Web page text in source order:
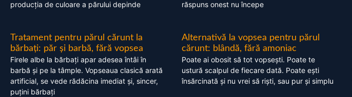
producția de culoare a părului depinde
răspuns onest nu începe
Tratament pentru părul cărunt la
bărbați: păr și barbă, fără vopsea
Firele albe la bărbați apar adesea întâi în
barbă și pe la tâmple. Vopseaua clasică arată
artificial, se vede rădăcina imediat și, sincer,
puțini bărbați
Alternativă la vopsea pentru părul
cărunt: blândă, fără amoniac
Poate ai obosit să tot vopsești. Poate te
ustură scalpul de fiecare dată. Poate ești
însărcinată și nu vrei să riști, sau pur și simplu